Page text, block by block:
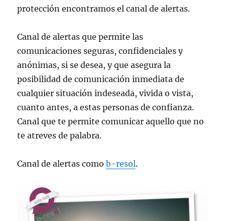
protección encontramos el canal de alertas.
Canal de alertas que permite las
comunicaciones seguras, confidenciales y
anónimas, si se desea, y que asegura la
posibilidad de comunicación inmediata de
cualquier situación indeseada, vivida o vista,
cuanto antes, a estas personas de confianza.
Canal que te permite comunicar aquello que no
te atreves de palabra.
Canal de alertas comob-resol.